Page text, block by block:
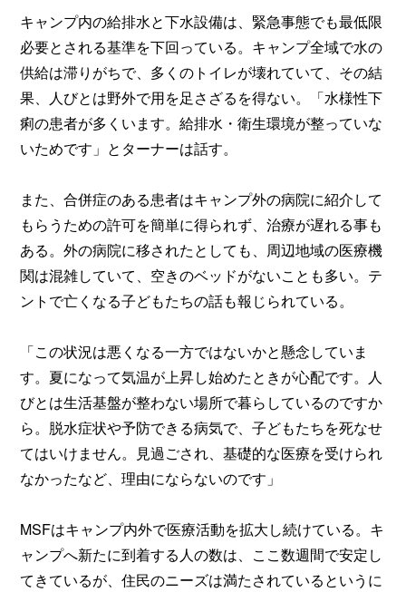
キャンプ内の給排水と下水設備は、緊急事態でも最低限
必要とされる基準を下回っている。キャンプ全域で水の
供給は滞りがちで、多くのトイレが壊れていて、その結
果、人びとは野外で用を足さざるを得ない。「水様性下
痢の患者が多くいます。給排水・衛生環境が整っていな
いためです」とターナーは話す。
また、合併症のある患者はキャンプ外の病院に紹介して
もらうための許可を簡単に得られず、治療が遅れる事も
ある。外の病院に移されたとしても、周辺地域の医療機
関は混雑していて、空きのベッドがないことも多い。テ
ントで亡くなる子どもたちの話も報じられている。
「この状況は悪くなる一方ではないかと懸念していま
す。夏になって気温が上昇し始めたときが心配です。人
びとは生活基盤が整わない場所で暮らしているのですか
ら。脱水症状や予防できる病気で、子どもたちを死なせ
てはいけません。見過ごされ、基礎的な医療を受けられ
なかったなど、理由にならないのです」
MSFはキャンプ内外で医療活動を拡大し続けている。キ
ャンプへ新たに到着する人の数は、ここ数週間で安定し
てきているが、住民のニーズは満たされているというに